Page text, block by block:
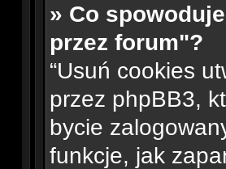
» Co
przez forum"?
“Usuń cookies
przez phpBB3,
bycie
funkcje, jak